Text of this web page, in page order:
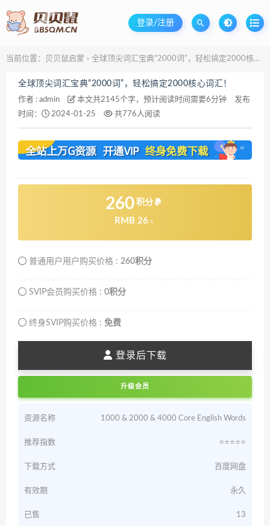
登录/注册
当前位置： 贝贝鼠启蒙 > 全球顶尖词汇宝典“2000词”，轻松搞定2000核心词汇！
全球顶尖词汇宝典“2000词”，轻松搞定2000核心词汇！
作者 : admin 本文共2145个字，预计阅读时间需要6分钟
发布
时间：
2024-01-25 共776人阅读
260 积分
RMB 26 元
普通用户用户购买价格 : 260积分
SVIP会员购买价格 : 0积分
终身SVIP购买价格 : 免费
登录后下载
升级会员
资源名称 1000 & 2000 & 4000 Core English Words
推荐指数 ⭐️⭐️⭐️⭐️⭐️
下载方式 百度网盘
有效期 永久
已售 13